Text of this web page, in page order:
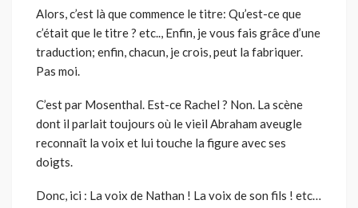
Alors, c’est là que commence le titre: Qu’est-ce que
c’était que le titre ? etc.., Enfin, je vous fais grâce d’une
traduction; enfin, chacun, je crois, peut la fabriquer.
Pas moi.
C’est par Mosenthal. Est-ce Rachel ? Non. La scène
dont il parlait toujours où le vieil Abraham aveugle
reconnaît la voix et lui touche la figure avec ses
doigts.
Donc, ici : La voix de Nathan ! La voix de son fils ! etc…